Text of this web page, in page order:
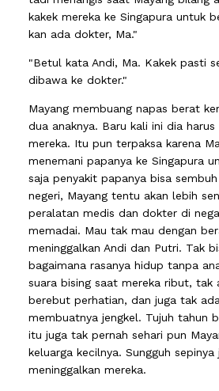
kakek mereka ke Singapura untuk
kan ada dokter, Ma."
"Betul kata Andi, Ma. Kakek pasti
dibawa ke dokter."
Mayang membuang napas berat
dua anaknya. Baru kali ini dia harus
mereka. Itu pun terpaksa karena
menemani papanya ke Singapura
saja penyakit papanya bisa
negeri, Mayang tentu akan lebih
peralatan medis dan dokter di
memadai. Mau tak mau dengan
meninggalkan Andi dan Putri. Tak
bagaimana rasanya hidup tanpa
suara bising saat mereka ribut, tak
berebut perhatian, dan juga tak
membuatnya jengkel. Tujuh tahun
itu juga tak pernah sehari pun
keluarga kecilnya. Sungguh
meninggalkan mereka.